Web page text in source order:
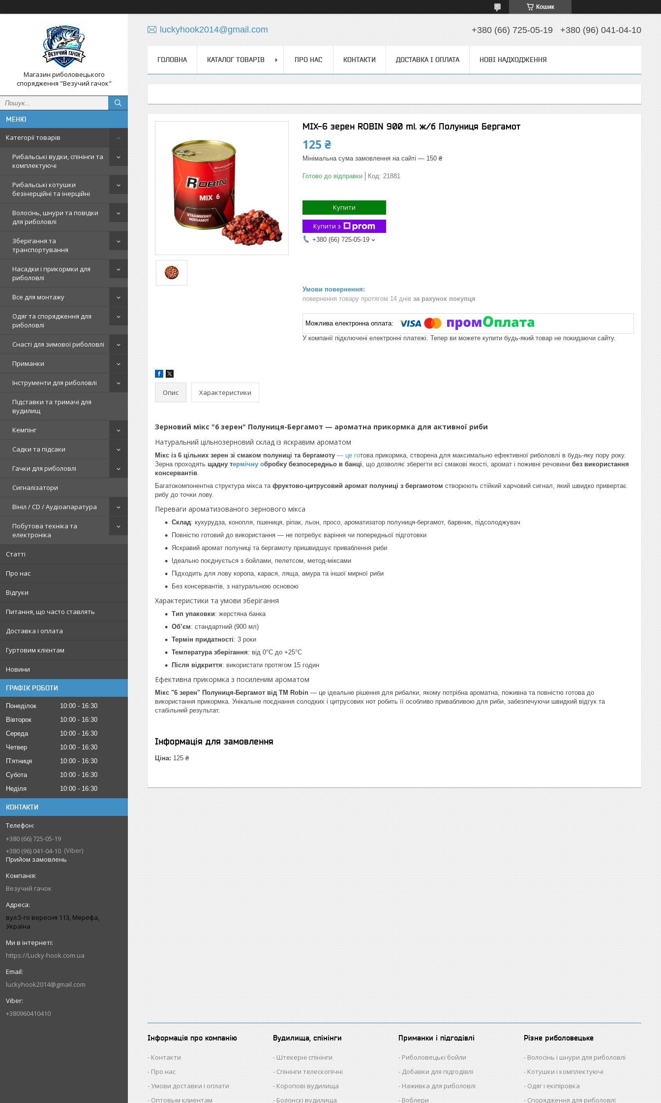
Кошик
Магазин риболовецького
спорядження "Везучий гачок"
Категорії товарів
Рибальські вудки, спінінги та
комплектуючі
Рибальські котушки
безінерційні та інерційні
Волосінь, шнури та повідки
для риболовлі
Зберігання та
транспортування
Насадки і прикормки для
риболовлі
Все для монтажу
Одяг та спорядження для
риболовлі
Снасті для зимової риболовлі
Приманки
Інструменти для риболовлі
Підставки та тримачі для
вудилищ
Кемпінг
Садки та підсаки
Гачки для риболовлі
Сигналізатори
Вініл / CD / Аудіоапаратура
Побутова техніка та
електроніка
Статті
Про нас
Відгуки
Питання, що часто ставлять
Доставка і оплата
Гуртовим клієнтам
Новини
ГРАФІК РОБОТИ
Понеділок 10:00
16:30
Вівторок
10:00
16:30
Середа
10:00
16:30
Четвер
10:00
16:30
Пʼятниця
10:00
16:30
Субота
10:00
16:30
Неділя
10:00 16:30
КОНТАКТИ
+380 (66) 725-05-19
+380 (96) 041-04-10 Viber
Прийом замовлень
Везучий гачок
вул.5-го вересня 113, Мерефа,
Україна
https://Lucky-hook.com.ua
luckyhook2014@gmail.com
+380960410410
luckyhook2014@gmail.com +380 (66) 725-05-19 +380 (96) 041-04-10
ГОЛОВНА КАТАЛОГ ТОВАРІВ ПРО НАС КОНТАКТИ ДОСТАВКА І ОПЛАТА НОВІ НАДХОДЖЕННЯ
MIX-6 зерен ROBIN 900 ml. ж/б Полуниця Бергамот
125 ₴
Мінімальна сума замовлення на сайті — 150 ₴
Готово до відправки Код: 21881
Купити
Купити з
+380 (66) 725-05-19
повернення товару протягом 14 днів за рахунок покупця
У компанії підключені електронні платежі. Тепер ви можете купити будь-який товар не покидаючи сайту.
Опис Характеристики
Зерновий мікс "6 зерен" Полуниця-Бергамот — ароматна прикормка для активної риби
Натуральний цільнозерновий склад із яскравим ароматом
Мікс із 6 цільних зерен зі смаком полуниці та бергамоту — це готова прикормка, створена для максимально ефективної риболовлі в будь-яку пору року.
Зерна проходять щадну термічну обробку безпосередньо в банці, що дозволяє зберегти всі смакові якості, аромат і поживні речовини без використання
консервантів.
Багатокомпонентна структура мікса та фруктово-цитрусовий аромат полуниці з бергамотом створюють стійкий харчовий сигнал, який швидко привертає
рибу до точки лову.
Переваги ароматизованого зернового мікса
Склад: кукурудза, конопля, пшениця, ріпак, льон, просо, ароматизатор полуниця-бергамот, барвник, підсолоджувач
Повністю готовий до використання — не потребує варіння чи попередньої підготовки
Яскравий аромат полуниці та бергамоту пришвидшує приваблення риби
Ідеально поєднується з бойлами, пелетсом, метод-міксами
Підходить для лову коропа, карася, ляща, амура та іншої мирної риби
Без консервантів, з натуральною основою
Характеристики та умови зберігання
Тип упаковки: жерстяна банка
Об’єм: стандартний (900 мл)
Термін придатності: 3 роки
Температура зберігання: від 0°C до +25°C
Після відкриття: використати протягом 15 годин
Ефективна прикормка з посиленим ароматом
Мікс "6 зерен" Полуниця-Бергамот від ТМ Robin — це ідеальне рішення для рибалки, якому потрібна ароматна, поживна та повністю готова до
використання прикормка. Унікальне поєднання солодких і цитрусових нот робить її особливо привабливою для риби, забезпечуючи швидкий відгук та
стабільний результат.
Інформація для замовлення
Ціна: 125 ₴
Інформація про компанію
Контакти
Про нас
Умови доставки і оплати
Оптовым клиентам
Вудилища, спінінги
Штекерні спінінги
Спінінги телескопічні
Коропові вудилища
Болонскі вудилища
Приманки і підгодівлі
Риболовецькі бойли
Добавки для підгодівлі
Наживка для риболовлі
Воблери
Різне риболовецьке
Волосінь і шнури для риболовлі
Котушки і комплектуючі
Одяг і екіпіровка
Спорядження для риболовлі